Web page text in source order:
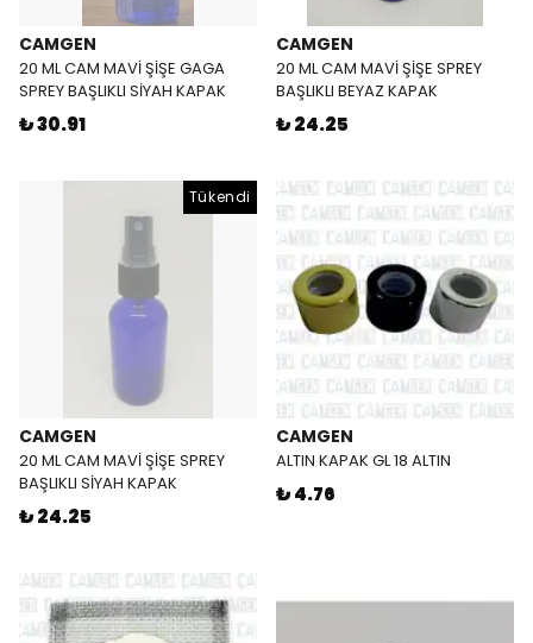
CAMGEN
20 ML CAM MAVİ ŞİŞE GAGA
SPREY BAŞLIKLI SİYAH KAPAK
₺ 30.91
CAMGEN
20 ML CAM MAVİ ŞİŞE SPREY
BAŞLIKLI BEYAZ KAPAK
₺ 24.25
Tükendi
CAMGEN
20 ML CAM MAVİ ŞİŞE SPREY
BAŞLIKLI SİYAH KAPAK
₺ 24.25
CAMGEN
ALTIN KAPAK GL 18 ALTIN
₺ 4.76